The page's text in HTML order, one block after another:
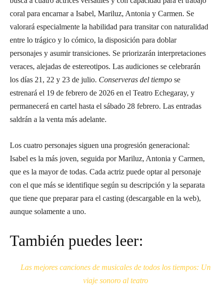
coral para encarnar a Isabel, Mariluz, Antonia y Carmen. Se
valorará especialmente la habilidad para transitar con naturalidad
entre lo trágico y lo cómico, la disposición para doblar
personajes y asumir transiciones. Se priorizarán interpretaciones
veraces, alejadas de estereotipos. Las audiciones se celebrarán
los días 21, 22 y 23 de julio. Conserveras del tiempo se
estrenará el 19 de febrero de 2026 en el Teatro Echegaray, y
permanecerá en cartel hasta el sábado 28 febrero. Las entradas
saldrán a la venta más adelante.
Los cuatro personajes siguen una progresión generacional:
Isabel es la más joven, seguida por Mariluz, Antonia y Carmen,
que es la mayor de todas. Cada actriz puede optar al personaje
con el que más se identifique según su descripción y la separata
que tiene que preparar para el casting (descargable en la web),
aunque solamente a uno.
También puedes leer:
Las mejores canciones de musicales de todos los tiempos: Un
viaje sonoro al teatro